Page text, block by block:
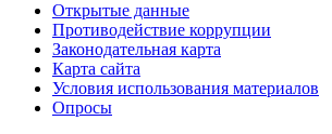
Открытые данные
Противодействие коррупции
Законодательная карта
Карта сайта
Условия использования материалов
Опросы